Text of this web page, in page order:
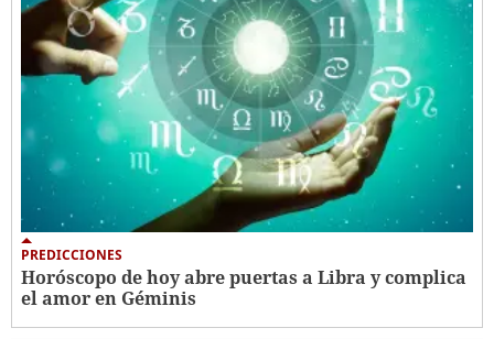
PREDICCIONES
Horóscopo de hoy abre puertas a Libra y complica
el amor en Géminis